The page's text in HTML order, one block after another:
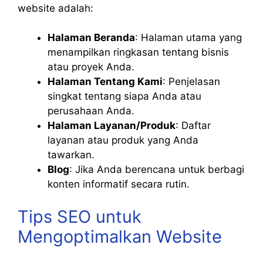
website adalah:
Halaman Beranda: Halaman utama yang
menampilkan ringkasan tentang bisnis
atau proyek Anda.
Halaman Tentang Kami: Penjelasan
singkat tentang siapa Anda atau
perusahaan Anda.
Halaman Layanan/Produk: Daftar
layanan atau produk yang Anda
tawarkan.
Blog: Jika Anda berencana untuk berbagi
konten informatif secara rutin.
Tips SEO untuk
Mengoptimalkan Website